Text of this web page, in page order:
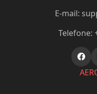
E-mail:
Telefone: